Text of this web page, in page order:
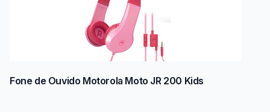
Fone de Ouvido Motorola Moto JR 200 Kids